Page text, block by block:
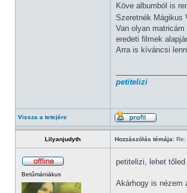
Köve albumból is
Szeretnék Mágikus
Van olyan
eredeti filmek
Arra is kíváncsi
petitelizi
Vissza a tetejére
Lilyanjudyth Hozzászólás témája: Re:
Betűmániákus
petitelizi, lehet
Akárhogy is nézem